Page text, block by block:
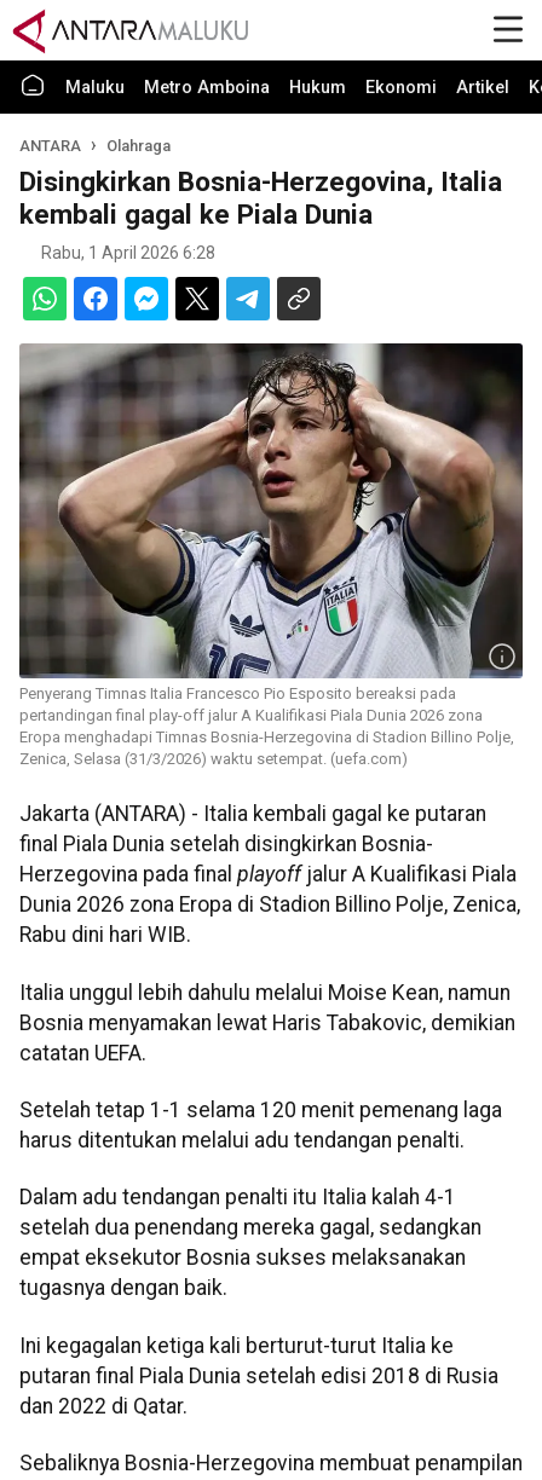
Maluku Metro Amboina Hukum Ekonomi Artikel
ANTARA Olahraga
Disingkirkan Bosnia-Herzegovina, Italia
kembali gagal ke Piala Dunia
Rabu, 1 April 2026 6:28
Penyerang Timnas Italia Francesco Pio Esposito bereaksi pada
pertandingan final play-off jalur A Kualifikasi Piala Dunia 2026 zona
Eropa menghadapi Timnas Bosnia-Herzegovina di Stadion Billino Polje,
Zenica, Selasa (31/3/2026) waktu setempat. (uefa.com)
Jakarta (ANTARA) - Italia kembali gagal ke putaran
final Piala Dunia setelah disingkirkan Bosnia-
Herzegovina pada final playoffjalur A Kualifikasi Piala
Dunia 2026 zona Eropa di Stadion Billino Polje, Zenica,
Rabu dini hari WIB.
Italia unggul lebih dahulu melalui Moise Kean, namun
Bosnia menyamakan lewat Haris Tabakovic, demikian
catatan UEFA.
Setelah tetap 1-1 selama 120 menit pemenang laga
harus ditentukan melalui adu tendangan penalti.
Dalam adu tendangan penalti itu Italia kalah 4-1
setelah dua penendang mereka gagal, sedangkan
empat eksekutor Bosnia sukses melaksanakan
tugasnya dengan baik.
Ini kegagalan ketiga kali berturut-turut Italia ke
putaran final Piala Dunia setelah edisi 2018 di Rusia
dan 2022 di Qatar.
Sebaliknya Bosnia-Herzegovina membuat penampilan